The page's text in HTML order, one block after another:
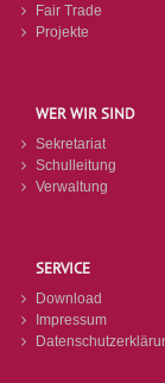
Fair Trade
Projekte
WER WIR SIND
Sekretariat
Schulleitung
Verwaltung
SERVICE
Download
Impressum